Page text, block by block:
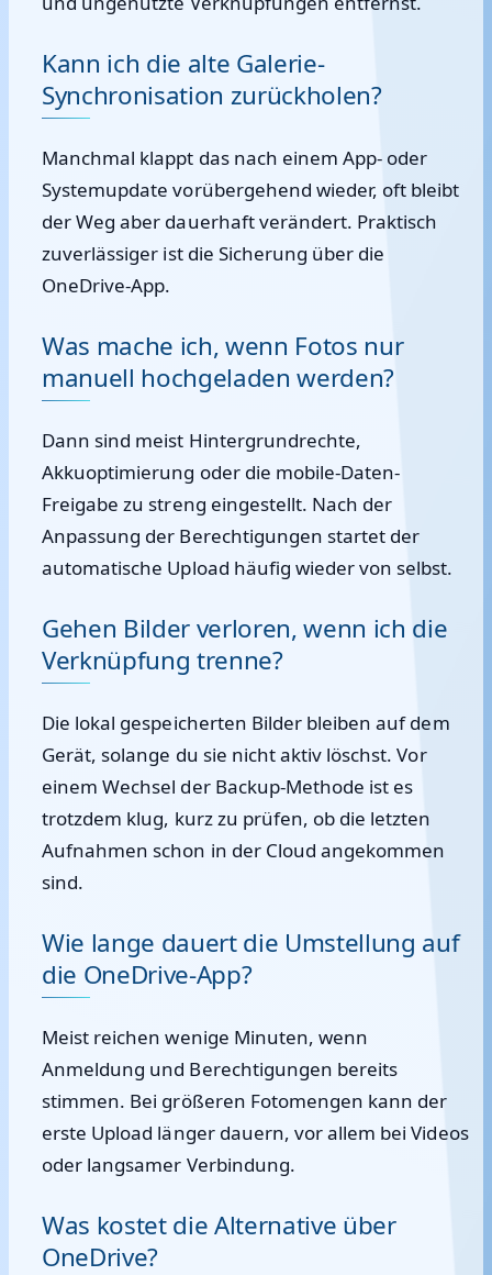
Kann ich die alte Galerie-
Synchronisation zurückholen?
Manchmal klappt das nach einem App- oder
Systemupdate vorübergehend wieder, oft bleibt
der Weg aber dauerhaft verändert. Praktisch
zuverlässiger ist die Sicherung über die
OneDrive-App.
Was mache ich, wenn Fotos nur
manuell hochgeladen werden?
Dann sind meist Hintergrundrechte,
Akkuoptimierung oder die mobile-Daten-
Freigabe zu streng eingestellt. Nach der
Anpassung der Berechtigungen startet der
automatische Upload häufig wieder von selbst.
Gehen Bilder verloren, wenn ich die
Verknüpfung trenne?
Die lokal gespeicherten Bilder bleiben auf dem
Gerät, solange du sie nicht aktiv löschst. Vor
einem Wechsel der Backup-Methode ist es
trotzdem klug, kurz zu prüfen, ob die letzten
Aufnahmen schon in der Cloud angekommen
sind.
Wie lange dauert die Umstellung auf
die OneDrive-App?
Meist reichen wenige Minuten, wenn
Anmeldung und Berechtigungen bereits
stimmen. Bei größeren Fotomengen kann der
erste Upload länger dauern, vor allem bei Videos
oder langsamer Verbindung.
Was kostet die Alternative über
OneDrive?